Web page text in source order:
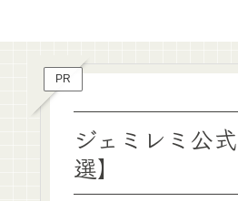
PR
ジェミレミ公
選】